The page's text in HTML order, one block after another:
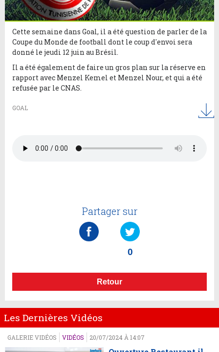
Cette semaine dans Goal, il a été question de parler de la
Coupe du Monde de football dont le coup d'envoi sera
donné le jeudi 12 juin au Brésil.
Il a été également de faire un gros plan sur la réserve en
rapport avec Menzel Kemel et Menzel Nour, et qui a été
refusée par le CNAS.
GOAL
Partager sur
0
Retour
Les Dernières Vidéos
GALERIE VIDÉOS VIDÉOS 20/07/2024 À 14:07